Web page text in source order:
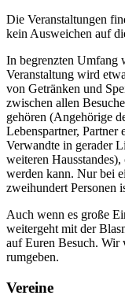
Die Veranstaltungen
kein Ausweichen auf
In begrenzten Umfang
Veranstaltung wird
von Getränken und
zwischen allen
gehören (Angehörige
Lebenspartner, Partner
Verwandte in gerader
weiteren
werden kann. Nur bei
zweihundert Personen
Auch wenn es große
weitergeht mit der
auf Euren Besuch. Wir
rumgeben.
Vereine